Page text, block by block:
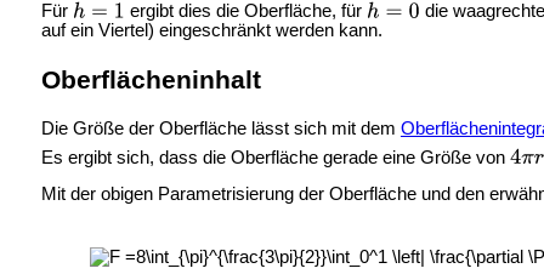
Für ergibt dies die Oberfläche, für
die
auf ein Viertel) eingeschränkt werden kann.
Oberflächeninhalt
Die Größe der Oberfläche lässt sich mit dem
Es ergibt sich, dass die Oberfläche gerade eine Größe von
Mit der obigen Parametrisierung der Oberfläche und den